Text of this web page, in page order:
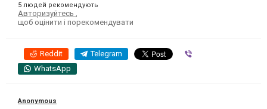
5 людей рекомендують
Авторизуйтесь
щоб оцінити і порекомендувати
Reddit Telegram
WhatsApp
Anonymous